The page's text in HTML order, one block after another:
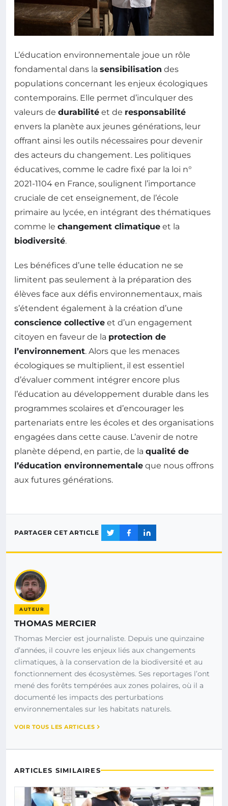
L’éducation environnementale joue un rôle
fondamental dans la sensibilisation des
populations concernant les enjeux écologiques
contemporains. Elle permet d’inculquer des
valeurs de durabilité et de responsabilité
envers la planète aux jeunes générations, leur
offrant ainsi les outils nécessaires pour devenir
des acteurs du changement. Les politiques
éducatives, comme le cadre fixé par la loi n°
2021-1104 en France, soulignent l’importance
cruciale de cet enseignement, de l’école
primaire au lycée, en intégrant des thématiques
comme le changement climatique et la
biodiversité.
Les bénéfices d’une telle éducation ne se
limitent pas seulement à la préparation des
élèves face aux défis environnementaux, mais
s’étendent également à la création d’une
conscience collective et d’un engagement
citoyen en faveur de la protection de
l’environnement. Alors que les menaces
écologiques se multiplient, il est essentiel
d’évaluer comment intégrer encore plus
l’éducation au développement durable dans les
programmes scolaires et d’encourager les
partenariats entre les écoles et des organisations
engagées dans cette cause. L’avenir de notre
planète dépend, en partie, de la qualité de
l’éducation environnementale que nous offrons
aux futures générations.
PARTAGER CET ARTICLE
AUTEUR
THOMAS MERCIER
Thomas Mercier est journaliste. Depuis une quinzaine
d’années, il couvre les enjeux liés aux changements
climatiques, à la conservation de la biodiversité et au
fonctionnement des écosystèmes. Ses reportages l’ont
mené des forêts tempérées aux zones polaires, où il a
documenté les impacts des perturbations
environnementales sur les habitats naturels.
VOIR TOUS LES ARTICLES
ARTICLES SIMILAIRES